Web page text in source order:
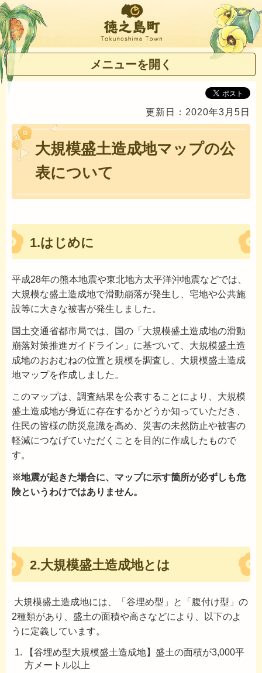
徳之島町
メニューを開く
更新日：2020年3月5日
大規模盛土造成地マップの公
表について
1.はじめに
平成28年の熊本地震や東北地方太平洋沖地震などでは、
大規模な盛土造成地で滑動崩落が発生し、宅地や公共施
設等に大きな被害が発生しました。
国土交通省都市局では、国の「大規模盛土造成地の滑動
崩落対策推進ガイドライン」に基づいて、大規模盛土造
成地のおおむねの位置と規模を調査し、大規模盛土造成
地マップを作成しました。
このマップは、調査結果を公表することにより、大規模
盛土造成地が身近に存在するかどうか知っていただき、
住民の皆様の防災意識を高め、災害の未然防止や被害の
軽減につなげていただくことを目的に作成したもので
す。
※地震が起きた場合に、マップに示す箇所が必ずしも危
険というわけではありません。
2.大規模盛土造成地とは
大規模盛土造成地には、「谷埋め型」と「腹付け型」の
2種類があり、盛土の面積や高さなどにより、以下のよ
うに定義しています。
【谷埋め型大規模盛土造成地】盛土の面積が3,000平
方メートル以上